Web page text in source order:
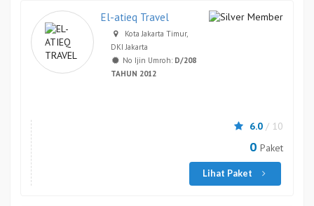
El-atieq Travel
Kota Jakarta Timur,
DKI Jakarta
No Ijin Umroh: D/208
TAHUN 2012
6.0 / 10
0 Paket
Lihat Paket